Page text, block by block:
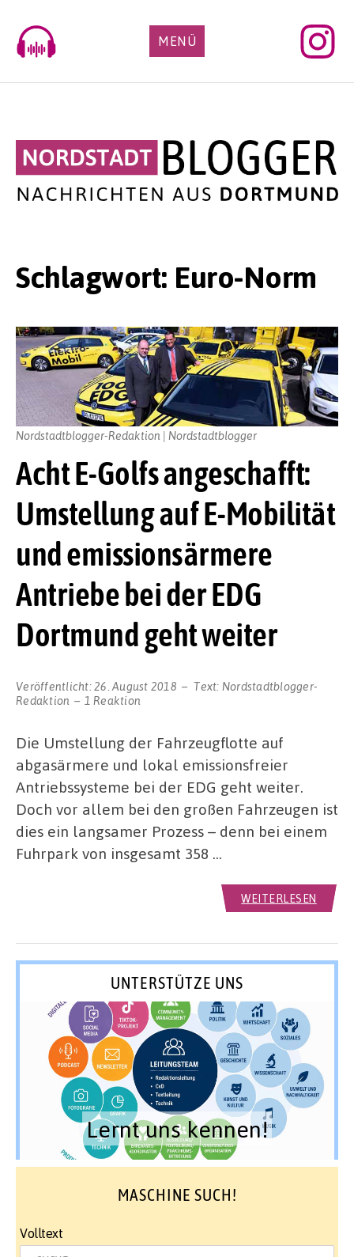
content
MENÜ
Schlagwort: Euro-Norm
Acht E-Golfs angeschafft:
Umstellung auf E-Mobilität
und emissionsärmere
Antriebe bei der EDG
Dortmund geht weiter
Veröffentlicht:26. August 2018 Text: Nordstadtblogger-
Redaktion
1 Reaktion
Nordstadtblogger-Redaktion | Nordstadtblogger
Die Umstellung der Fahrzeugflotte auf
abgasärmere und lokal emissionsfreier
Antriebssysteme bei der EDG geht weiter.
Doch vor allem bei den großen Fahrzeugen ist
dies ein langsamer Prozess – denn bei einem
Fuhrpark von insgesamt 358 …
WEITERLESEN
UNTERSTÜTZE UNS
Lernt uns kennen!
MASCHINE SUCH!
Volltext